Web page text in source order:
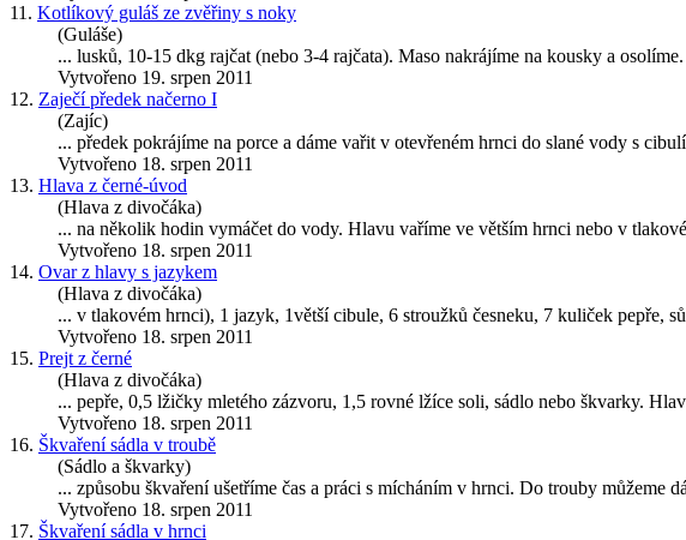
11. Kotlíkový guláš ze zvěřiny s noky
(Guláše)
... lusků, 10-15 dkg rajčat (nebo 3-4 rajčata). Maso nakrájíme na kousky a
Vytvořeno 19. srpen 2011
12. Zaječí předek načerno I
(Zajíc)
... předek pokrájíme na porce a dáme vařit v otevřeném hrnci do slané vody s
Vytvořeno 18. srpen 2011
13. Hlava z černé-úvod
(Hlava z divočáka)
... na několik hodin vymáčet do vody. Hlavu vaříme ve větším hrnci nebo v
Vytvořeno 18. srpen 2011
14. Ovar z hlavy s jazykem
(Hlava z divočáka)
... v tlakovém hrnci), 1 jazyk, 1větší cibule, 6 stroužků česneku, 7 kuliček pepře,
Vytvořeno 18. srpen 2011
15. Prejt z černé
(Hlava z divočáka)
... pepře, 0,5 lžičky mletého zázvoru, 1,5 rovné lžíce soli, sádlo nebo škvarky.
Vytvořeno 18. srpen 2011
16. Škvaření sádla v troubě
(Sádlo a škvarky)
... způsobu škvaření ušetříme čas a práci s mícháním v hrnci. Do trouby můžeme
Vytvořeno 18. srpen 2011
17. Škvaření sádla v hrnci